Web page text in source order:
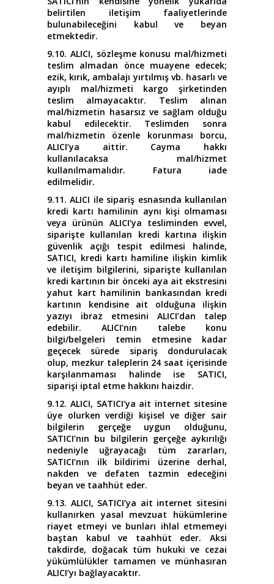
belirtilen iletişim faaliyetlerinde
bulunabileceğini kabul ve beyan
etmektedir.
9.10. ALICI, sözleşme konusu mal/hizmeti
teslim almadan önce muayene edecek;
ezik, kırık, ambalajı yırtılmış vb. hasarlı ve
ayıplı mal/hizmeti kargo şirketinden
teslim almayacaktır. Teslim alınan
mal/hizmetin hasarsız ve sağlam olduğu
kabul edilecektir. Teslimden sonra
mal/hizmetin özenle korunması borcu,
ALICI’ya aittir. Cayma hakkı
kullanılacaksa mal/hizmet
kullanılmamalıdır. Fatura iade
edilmelidir.
9.11. ALICI ile sipariş esnasında kullanılan
kredi kartı hamilinin aynı kişi olmaması
veya ürünün ALICI’ya tesliminden evvel,
siparişte kullanılan kredi kartına ilişkin
güvenlik açığı tespit edilmesi halinde,
SATICI, kredi kartı hamiline ilişkin kimlik
ve iletişim bilgilerini, siparişte kullanılan
kredi kartının bir önceki aya ait ekstresini
yahut kart hamilinin bankasından kredi
kartının kendisine ait olduğuna ilişkin
yazıyı ibraz etmesini ALICI’dan talep
edebilir. ALICI’nın talebe konu
bilgi/belgeleri temin etmesine kadar
geçecek sürede sipariş dondurulacak
olup, mezkur taleplerin 24 saat içerisinde
karşılanmaması halinde ise SATICI,
siparişi iptal etme hakkını haizdir.
9.12. ALICI, SATICI’ya ait internet sitesine
üye olurken verdiği kişisel ve diğer sair
bilgilerin gerçeğe uygun olduğunu,
SATICI’nın bu bilgilerin gerçeğe aykırılığı
nedeniyle uğrayacağı tüm zararları,
SATICI’nın ilk bildirimi üzerine derhal,
nakden ve defaten tazmin edeceğini
beyan ve taahhüt eder.
9.13. ALICI, SATICI’ya ait internet sitesini
kullanırken yasal mevzuat hükümlerine
riayet etmeyi ve bunları ihlal etmemeyi
baştan kabul ve taahhüt eder. Aksi
takdirde, doğacak tüm hukuki ve cezai
yükümlülükler tamamen ve münhasıran
ALICI’yı bağlayacaktır.